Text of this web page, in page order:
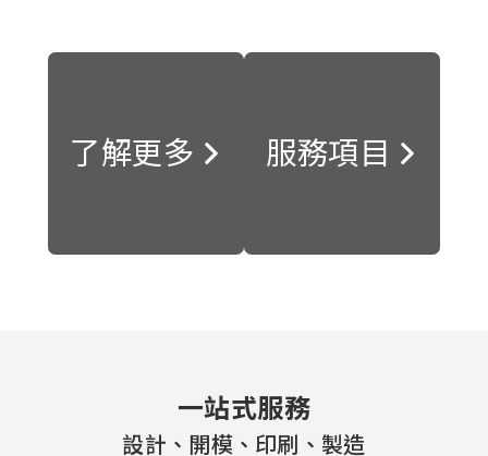
了解更多 服務項目
一站式服務
設計、開模、印刷、製造